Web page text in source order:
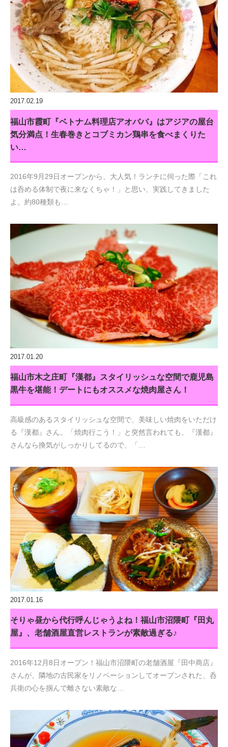
2017.02.19
福山市霞町『ベトナム料理店アオババ』はアジアの屋台
気分満点！生春巻きとコブミカン鶏串を食べまくりた
い…
2016年9月29日オープンから、大人気！ランチに伺った際「これ
は呑める体制で夜に来なくちゃ！」と思い、実践してきました
よ。約80種類も…
2017.01.20
福山市木之庄町『漢都』スタイリッシュな空間で鹿児島
黒牛を堪能！デートにもオススメな焼肉屋さん！
高級感のあるスタイリッシュな空間で、美味しい焼肉をいただけ
る『漢都』さん。「焼肉行こう！」と突然言われても、『漢都』
さんなら換気がしっかりしてるので、「…
2017.01.16
そりゃ昼から代行呼んじゃうよね！福山市沼隈町『田丸
屋』、老舗酒屋直営レストランが素敵過ぎる♪
2016年12月8日オープン！福山市沼隈町の老舗酒屋『田中商店』
さんが、隣地の古民家をリノベーションしてオープンされた、呑
兵衛の心を掴んで離さない素敵な…